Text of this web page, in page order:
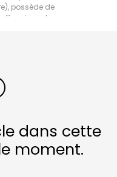
possède de
dans cette
moment.